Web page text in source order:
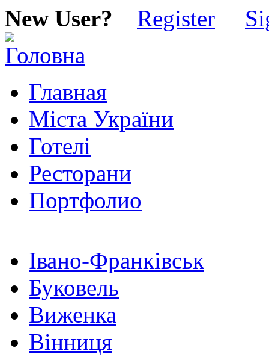
New User? Register
Главная
Міста України
Готелі
Ресторани
Портфолио
Івано-Франківськ
Буковель
Виженка
Вінниця